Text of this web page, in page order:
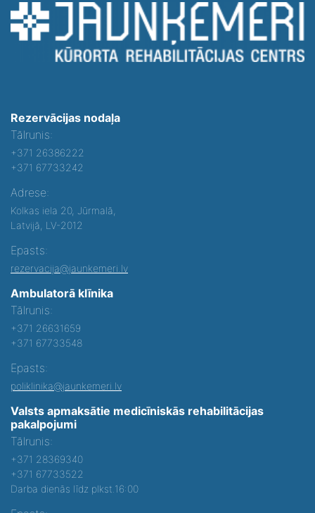
Rezervācijas nodaļa
Tālrunis:
+371 26386222
+371 67733242
Adrese:
Kolkas iela 20, Jūrmalā,
Latvijā, LV-2012
Epasts:
rezervacija@jaunkemeri.lv
Ambulatorā klīnika
Tālrunis:
+371 26631659
+371 67733548
Epasts:
poliklinika@jaunkemeri.lv
Valsts apmaksātie medicīniskās rehabilitācijas
pakalpojumi
Tālrunis:
+371 28369340
+371 67733522
Darba dienās līdz plkst.16:00